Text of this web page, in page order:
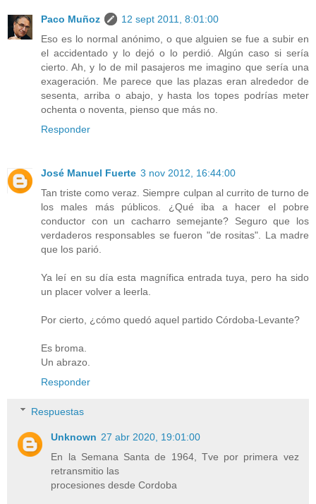
Paco Muñoz
12 sept 2011, 8:01:00
Eso es lo normal anónimo, o que alguien se fue a subir en
el accidentado y lo dejó o lo perdió. Algún caso si sería
cierto. Ah, y lo de mil pasajeros me imagino que sería una
exageración. Me parece que las plazas eran alrededor de
sesenta, arriba o abajo, y hasta los topes podrías meter
ochenta o noventa, pienso que más no.
Responder
José Manuel Fuerte 3 nov 2012, 16:44:00
Tan triste como veraz. Siempre culpan al currito de turno de
los males más públicos. ¿Qué iba a hacer el pobre
conductor con un cacharro semejante? Seguro que los
verdaderos responsables se fueron "de rositas". La madre
que los parió.
Ya leí en su día esta magnífica entrada tuya, pero ha sido
un placer volver a leerla.
Por cierto, ¿cómo quedó aquel partido Córdoba-Levante?
Es broma.
Un abrazo.
Responder
Respuestas
Unknown 27 abr 2020, 19:01:00
En la Semana Santa de 1964, Tve por primera vez
retransmitio las
procesiones desde Cordoba